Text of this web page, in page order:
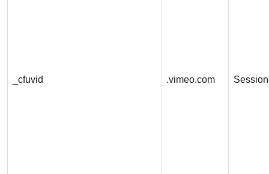
_cfuvid .vimeo.com